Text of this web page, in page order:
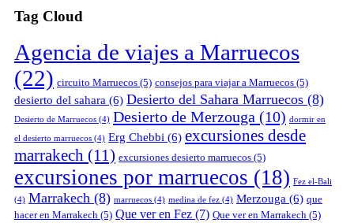
Tag Cloud
Agencia de viajes a Marruecos
(22) circuito Marruecos (5) consejos para viajar a Marruecos (5)
desierto del sahara (6) Desierto del Sahara Marruecos (8)
Desierto de Marruecos (4) Desierto de Merzouga (10) dormir en
el desierto marruecos (4) Erg Chebbi (6) excursiones desde
marrakech (11) excursiones desierto marruecos (5)
excursiones por marruecos (18) Fez el-Bali
(4) Marrakech (8) marruecos (4) medina de fez (4) Merzouga (6) que
hacer en Marrakech (5) Que ver en Fez (7) Que ver en Marrakech (5)